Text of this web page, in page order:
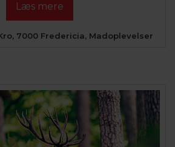
Læs mere
7000 Fredericia, Madoplevelser